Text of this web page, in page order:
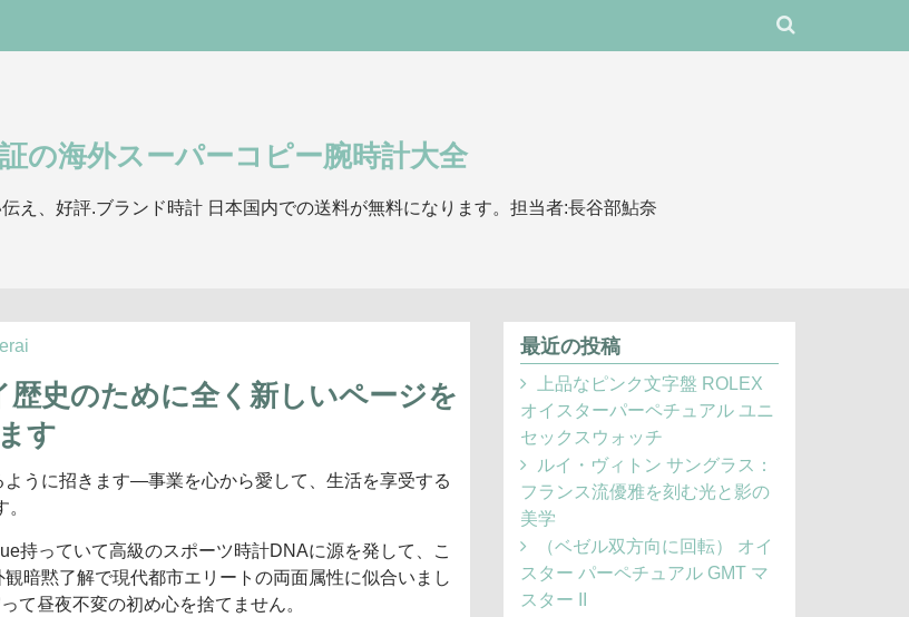
の海外スーパーコピー腕時計大全
え、好評.ブランド時計 日本国内での送料が無料になります。担当者:長谷部鮎奈
史のために全く新しいページを
す
うに招きます―事業を心から愛して、生活を享受する
持っていて高級のスポーツ時計DNAに源を発して、こ
暗黙了解で現代都市エリートの両面属性に似合いまし
て昼夜不変の初め心を捨てません。
最近の投稿
上品なピンク文字盤 ROLEX
オイスターパーペチュアル ユニ
セックスウォッチ
ルイ・ヴィトン サングラス：
フランス流優雅を刻む光と影の
美学
（ベゼル双方向に回転） オイ
スター パーペチュアル GMT マ
スター II